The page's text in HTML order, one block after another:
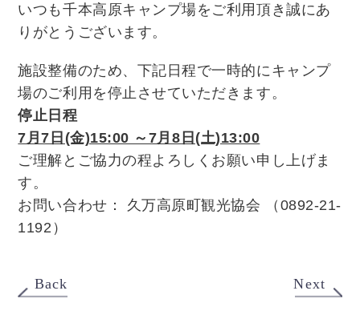
いつも千本高原キャンプ場をご利用頂き誠にあ
りがとうございます。
施設整備のため、下記日程で一時的にキャンプ
場のご利用を停止させていただきます。
停止日程
7月7日(金)15:00 ～7月8日(土)13:00
ご理解とご協力の程よろしくお願い申し上げま
す。
お問い合わせ： 久万高原町観光協会 （ 0892-21-
1192）
Back Next